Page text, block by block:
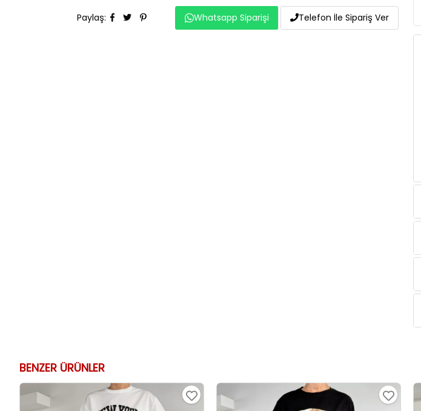
Paylaş: Whatsapp Siparişi Telefon İle Sipariş Ver